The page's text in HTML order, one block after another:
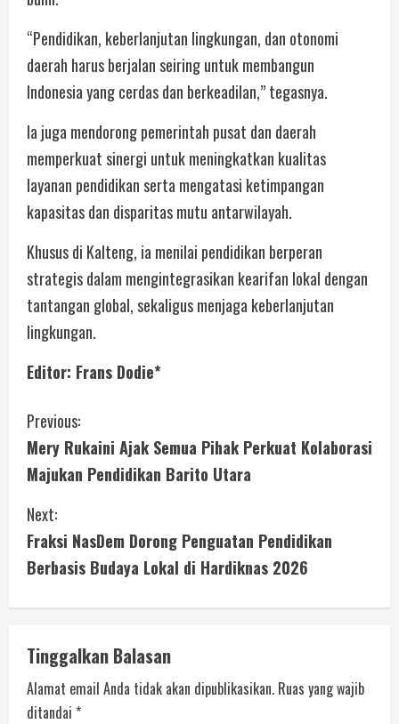
“Pendidikan, keberlanjutan lingkungan, dan otonomi
daerah harus berjalan seiring untuk membangun
Indonesia yang cerdas dan berkeadilan,” tegasnya.
Ia juga mendorong pemerintah pusat dan daerah
memperkuat sinergi untuk meningkatkan kualitas
layanan pendidikan serta mengatasi ketimpangan
kapasitas dan disparitas mutu antarwilayah.
Khusus di Kalteng, ia menilai pendidikan berperan
strategis dalam mengintegrasikan kearifan lokal dengan
tantangan global, sekaligus menjaga keberlanjutan
lingkungan.
Editor: Frans Dodie*
Previous:
Mery Rukaini Ajak Semua Pihak Perkuat Kolaborasi
Majukan Pendidikan Barito Utara
Next:
Fraksi NasDem Dorong Penguatan Pendidikan
Berbasis Budaya Lokal di Hardiknas 2026
Tinggalkan Balasan
Alamat email Anda tidak akan dipublikasikan. Ruas yang wajib
ditandai *